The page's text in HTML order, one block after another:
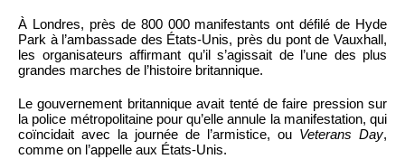
À Londres, près de 800 000 manifestants ont défilé de Hyde
Park à l’ambassade des États-Unis, près du pont de Vauxhall,
les organisateurs affirmant qu’il s’agissait de l’une des plus
grandes marches de l’histoire britannique.
Le gouvernement britannique avait tenté de faire pression sur
la police métropolitaine pour qu’elle annule la manifestation, qui
coïncidait avec la journée de l’armistice, ou Veterans Day,
comme on l’appelle aux États-Unis.